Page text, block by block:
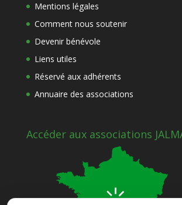
Mentions légales
Comment nous soutenir
Devenir bénévole
Liens utiles
Réservé aux adhérents
Annuaire des associations
Accéder aux associations